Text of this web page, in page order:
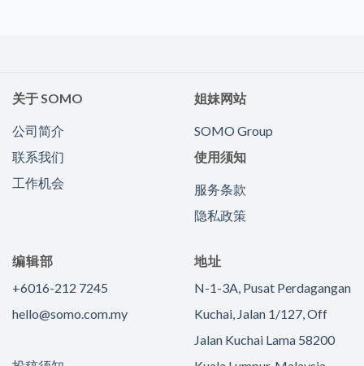
关于 SOMO
公司简介
联系我们
工作机会
姐妹网站
SOMO Group
使用须知
服务条款
隐私政策
编辑部
+6016-212 7245
hello@somo.com.my
地址
N-1-3A, Pusat Perdagangan
Kuchai, Jalan 1/127, Off
Jalan Kuchai Lama 58200